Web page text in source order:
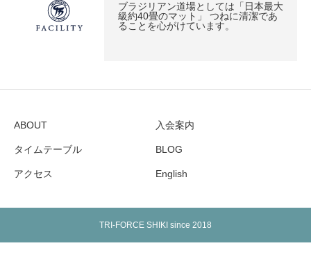
ブラジリアン道場としては「日本最大
級約40畳のマット」 つねに清潔であ
ることを心がけています。
ABOUT 入会案内
タイムテーブル BLOG
アクセス English
TRI-FORCE SHIKI since 2018